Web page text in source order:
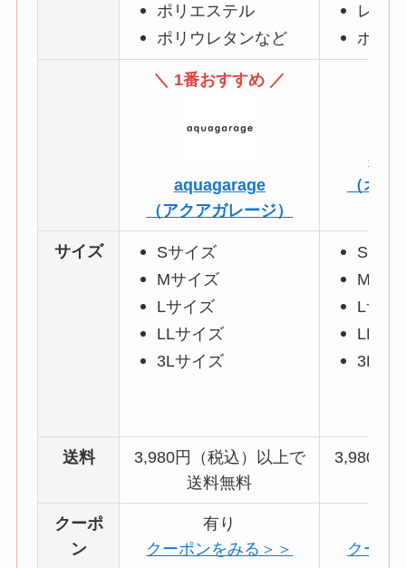
ポリエステル
ポリウレタンなど
レー
ポリ
＼ 1番おすすめ ／
aquagarage
（アクアガレージ）
（オシ
サイズ
Sサイズ
Mサイズ
Lサイズ
LLサイズ
3Lサイズ
Sサイ
Mサ
Lサイ
LLサ
3Lサ
送料
3,980円（税込）以上で
送料無料
3,980円
クーポ
ン
有り
クーポンをみる＞＞
クーポ